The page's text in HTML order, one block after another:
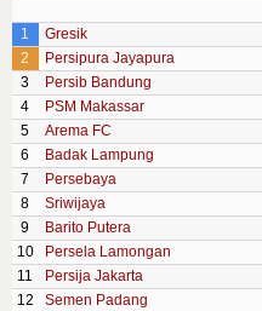
1
Gresik
2
Persipura Jayapura
3
Persib Bandung
4
PSM Makassar
5
Arema FC
6
Badak Lampung
7
Persebaya
8
Sriwijaya
9
Barito Putera
10
Persela Lamongan
11
Persija Jakarta
12
Semen Padang